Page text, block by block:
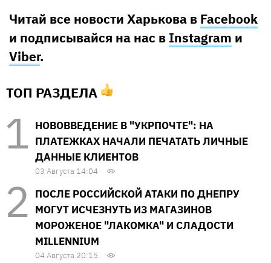
Читай все новости Харькова в Facebook
и подписывайся на нас в Instagram и
Viber.
ТОП РАЗДЕЛА
НОВОВВЕДЕНИЕ В "УКРПОЧТЕ": НА
ПЛАТЕЖКАХ НАЧАЛИ ПЕЧАТАТЬ ЛИЧНЫЕ
ДАННЫЕ КЛИЕНТОВ
03 Августа 14:04
ПОСЛЕ РОССИЙСКОЙ АТАКИ ПО ДНЕПРУ
МОГУТ ИСЧЕЗНУТЬ ИЗ МАГАЗИНОВ
МОРОЖЕНОЕ "ЛАКОМКА" И СЛАДОСТИ
MILLENNIUM
04 Августа 20:15